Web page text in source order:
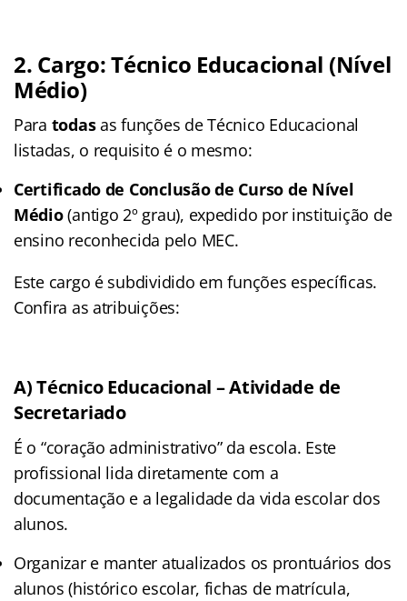
2. Cargo: Técnico Educacional (Nível
Médio)
Para todasas funções de Técnico Educacional
listadas, o requisito é o mesmo:
Certificado de Conclusão de Curso de Nível
Médio(antigo 2º grau), expedido por instituição de
ensino reconhecida pelo MEC.
Este cargo é subdividido em funções específicas.
Confira as atribuições:
A) Técnico Educacional – Atividade de
Secretariado
É o “coração administrativo” da escola. Este
profissional lida diretamente com a
documentação e a legalidade da vida escolar dos
alunos.
Organizar e manter atualizados os prontuários dos
alunos (histórico escolar, fichas de matrícula,